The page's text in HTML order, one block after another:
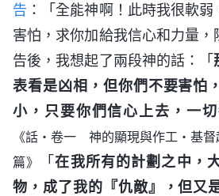
告 ：「全能神啊！此時我很軟
害怕，求你加給我信心和力量
告後，我想起了兩段神的話：「
表看是凶相，但你們不要害怕
小，只要你們信心上去，一
《話・卷一 神的顯現與作工・基
篇》
「在我所有的計劃之中，
物，成了我的『仇敵』，但又